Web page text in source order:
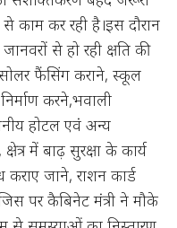
काम कर रही है।इस दौरान
से हो रही क्षति की
फैंसिंग कराने, स्कूल
करने,भवाली
होटल एवं अन्य
में बाढ़ सुरक्षा के कार्य
जाने, राशन कार्ड
पर कैबिनेट मंत्री ने मौके